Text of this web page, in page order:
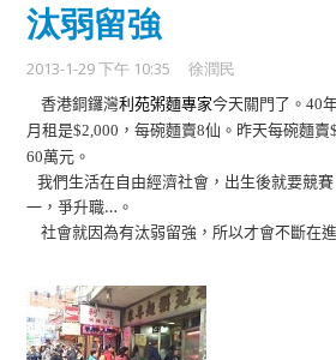
汰弱留強
2013-1-29 下午 10:35
徐潤民
香港銅鑼灣利苑粥麵專家今天關門了。40
月租是$2,000 ，每碗麵賣8仙。昨天每碗麵賣
60萬元。
我們生活在自由經濟社會，出生後就要競
一，爭升職…。
社會就因為有汰弱留強，所以才會不斷在